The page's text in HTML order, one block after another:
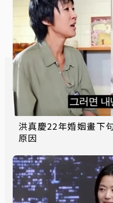
洪真慶22年婚姻畫下
原因